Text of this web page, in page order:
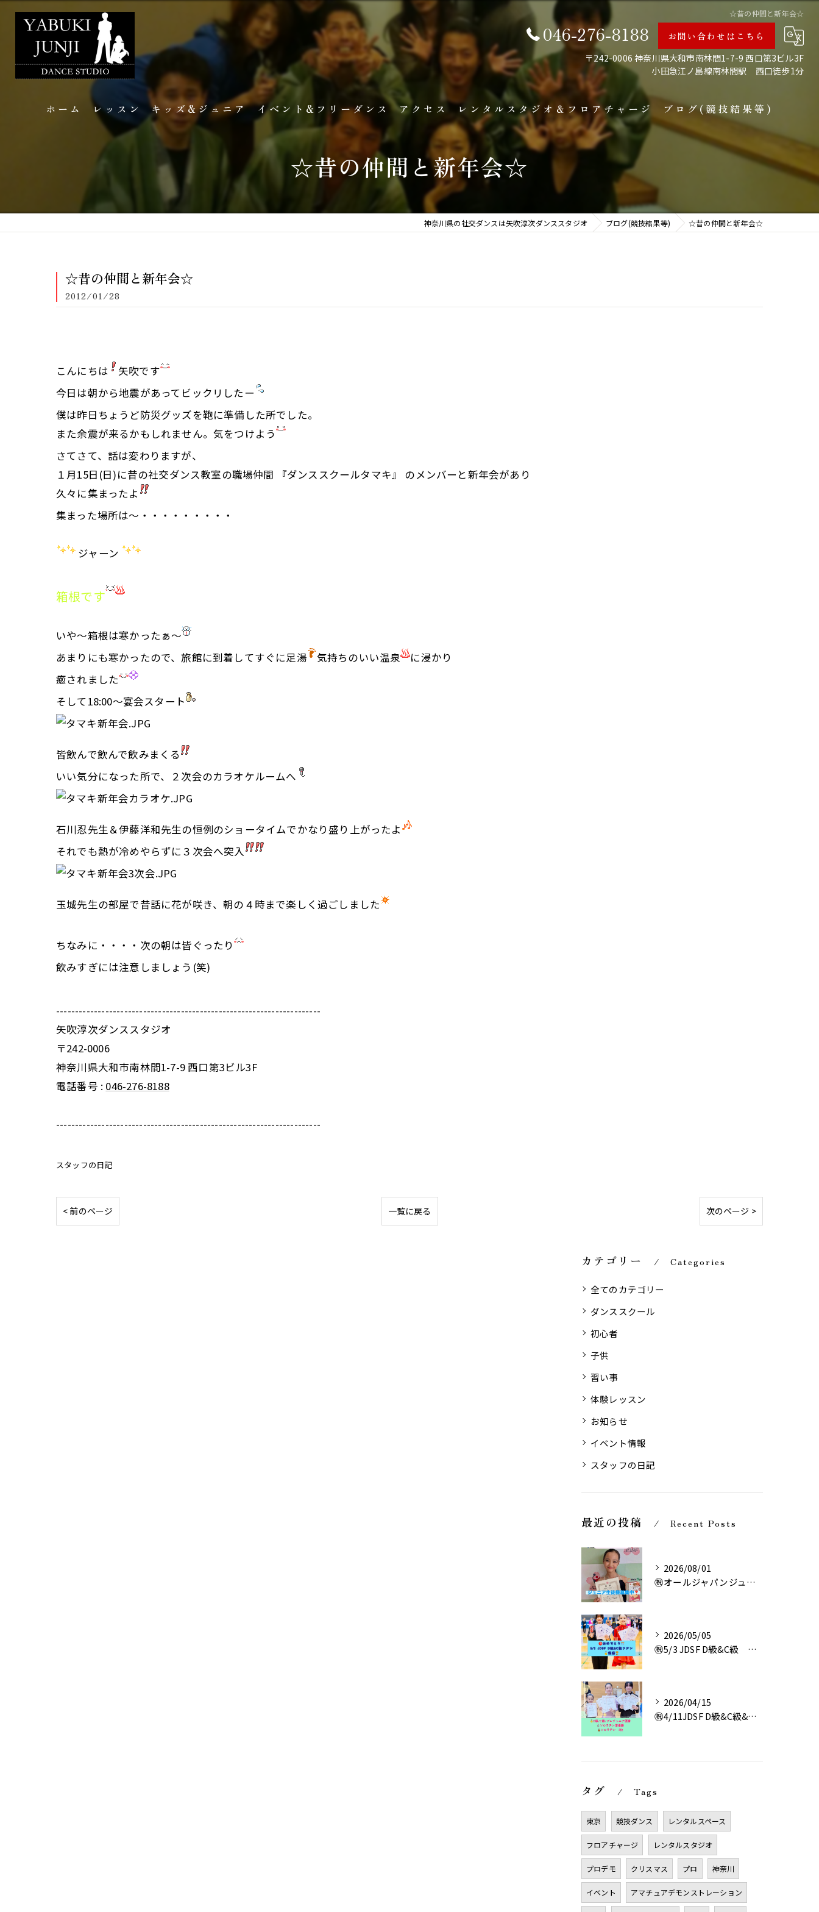
☆昔の仲間と新年会☆
046-276-8188
お問い合わせはこちら
〒242-0006 神奈川県大和市南林間1-7-9 西口第3ビル3F
小田急江ノ島線南林間駅 西口徒歩1分
ホーム レッスン
講師のご紹介
キッズ&ジュニア イベント&フリーダンス
イベント&キャンペーン情報
フリーダンスタイム
アクセス レンタルスタジオ＆フロアチャージ
レンタルスタジオ準備中
フロアチャージ
ブログ(競技結果等)
☆昔の仲間と新年会☆
神奈川県の社交ダンスは矢吹淳次ダンススタジオ ブログ(競技結果等) ☆昔の仲間と新年会☆
☆昔の仲間と新年会☆
2012/01/28
こんにちは
矢吹です
今日は朝から地震があってビックリしたー
僕は昨日ちょうど防災グッズを鞄に準備した所でした。
また余震が来るかもしれません。気をつけよう
さてさて、話は変わりますが、
１月15日(日)に昔の社交ダンス教室の職場仲間 『ダンススクールタマキ』 のメンバーと新年会があり
久々に集まったよ
集まった場所は～・・・・・・・・・
ジャーン
箱根です
いや～箱根は寒かったぁ～
あまりにも寒かったので、旅館に到着してすぐに足湯
気持ちのいい温泉
に浸かり
癒されました
そして18:00～宴会スタート
皆飲んで飲んで飲みまくる
いい気分になった所で、２次会のカラオケルームへ
石川忍先生＆伊藤洋和先生の恒例のショータイムでかなり盛り上がったよ
それでも熱が冷めやらずに３次会へ突入
玉城先生の部屋で昔話に花が咲き、朝の４時まで楽しく過ごしました
ちなみに・・・・次の朝は皆ぐったり
飲みすぎには注意しましょう(笑)
----------------------------------------------------------------------
矢吹淳次ダンススタジオ
〒242-0006
神奈川県大和市南林間1-7-9 西口第3ビル3F
電話番号 : 046-276-8188
----------------------------------------------------------------------
スタッフの日記
< 前のページ 一覧に戻る 次のページ >
カテゴリー Categories
全てのカテゴリー
ダンススクール
初心者
子供
習い事
体験レッスン
お知らせ
イベント情報
スタッフの日記
最近の投稿 Recent Posts
2026/08/01
㊗️オールジャパンジュニア ソロサンバ4位‼️
2026/05/05
㊗️5/3 JDSF D級&C級 優勝🥇
2026/04/15
㊗️4/11JDSF D級&C級&プレジュニア優勝🥇
タグ Tags
東京 競技ダンス レンタルスペース
フロアチャージ レンタルスタジオ
プロデモ クリスマス プロ 神奈川
イベント アマチュアデモンストレーション